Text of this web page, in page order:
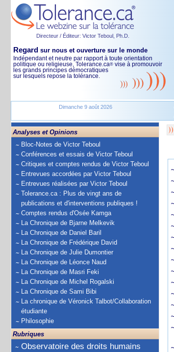
Directeur / Éditeur: Victor Teboul, Ph.D.
Regard sur nous et ouverture sur le monde
Indépendant et neutre par rapport à toute orientation
politique ou religieuse, Tolerance.ca® vise à promouvoir
les grands principes démocratiques
sur lesquels repose la tolérance.
Dimanche 9 août 2026
Analyses et Opinions
Bloc-Notes de Victor Teboul
Conférences et essais de Victor Teboul
Critiques et comptes rendus de Victor Teboul
Entrevues accordées par Victor Teboul
Entrevues réalisées par Victor Teboul
Tolerance.ca : Plus de vingt ans de
publications et d'interventions publiques !
Comptes rendus d'Osée Kamga
La Chronique de Bjarne Melkevik
La Chronique de Daniel Baril
La Chronique de Frédérique David
La Chronique de Julie Dumontier
La Chronique de Léonce Naud
La Chronique de Masri Feki
La Chronique de Michel Rogalski
La Chronique de Sami Bibi
La chronique de Véronick Talbot/Collaboration
étudiante
Philosophie
Rubriques
Observatoire des droits humains